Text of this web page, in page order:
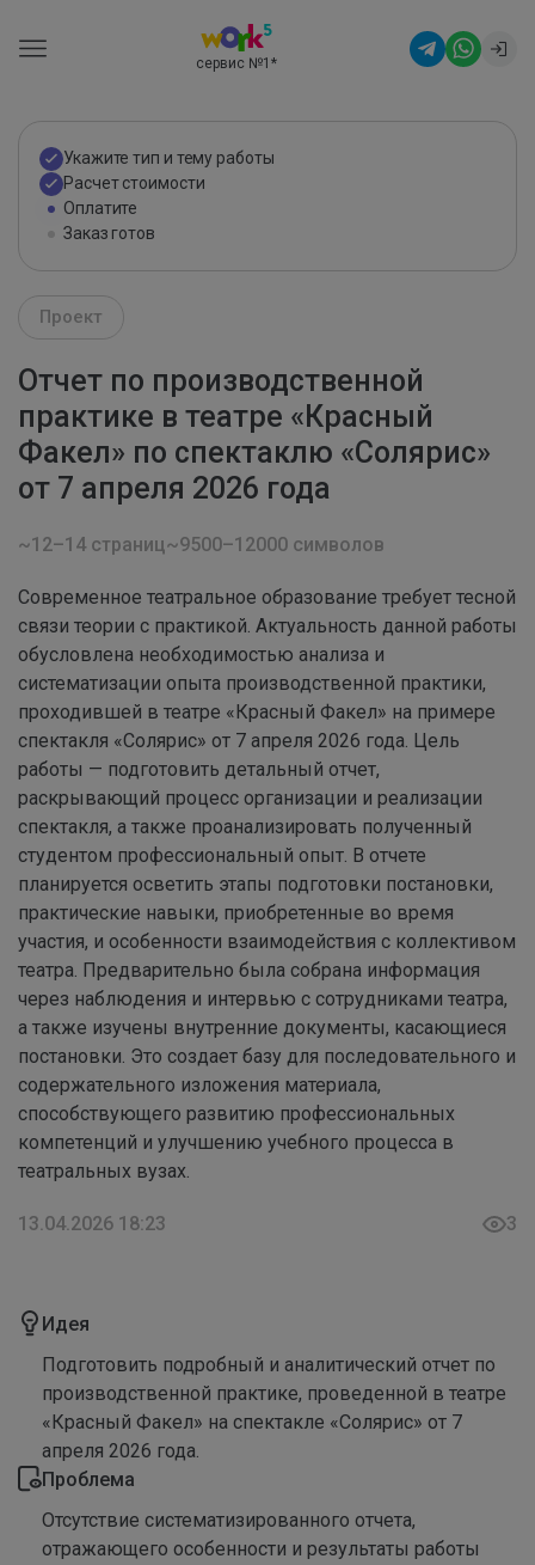
сервис №1 *
Укажите тип и тему работы
Расчет стоимости
Оплатите
Заказ готов
Проект
Отчет по производственной
практике в театре «Красный
Факел» по спектаклю «Солярис»
от 7 апреля 2026 года
~12–14 страниц~9500–12000 символов
Современное театральное образование требует тесной
связи теории с практикой. Актуальность данной работы
обусловлена необходимостью анализа и
систематизации опыта производственной практики,
проходившей в театре «Красный Факел» на примере
спектакля «Солярис» от 7 апреля 2026 года. Цель
работы — подготовить детальный отчет,
раскрывающий процесс организации и реализации
спектакля, а также проанализировать полученный
студентом профессиональный опыт. В отчете
планируется осветить этапы подготовки постановки,
практические навыки, приобретенные во время
участия, и особенности взаимодействия с коллективом
театра. Предварительно была собрана информация
через наблюдения и интервью с сотрудниками театра,
а также изучены внутренние документы, касающиеся
постановки. Это создает базу для последовательного и
содержательного изложения материала,
способствующего развитию профессиональных
компетенций и улучшению учебного процесса в
театральных вузах.
13.04.2026 18:23 3
Идея
Подготовить подробный и аналитический отчет по
производственной практике, проведенной в театре
«Красный Факел» на спектакле «Солярис» от 7
апреля 2026 года.
Проблема
Отсутствие систематизированного отчета,
отражающего особенности и результаты работы